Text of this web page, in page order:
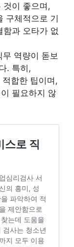
것이 좋으며,
구체적으로 기
함과 오타가 없
무 역량이 돋보
. 특히,
합한 팁이며,
필요하지 않